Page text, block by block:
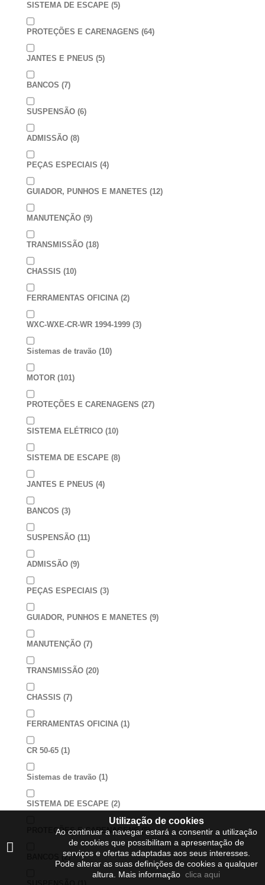
SISTEMA DE ESCAPE (5)
PROTEÇÕES E CARENAGENS (64)
JANTES E PNEUS (5)
BANCOS (7)
SUSPENSÃO (6)
ADMISSÃO (8)
PEÇAS ESPECIAIS (4)
GUIADOR, PUNHOS E MANETES (12)
MANUTENÇÃO (9)
TRANSMISSÃO (18)
CHASSIS (10)
FERRAMENTAS OFICINA (2)
WXC-WXE-CR-WR 1994-1999 (3)
Sistemas de travão (10)
MOTOR (101)
PROTEÇÕES E CARENAGENS (27)
SISTEMA ELÉTRICO (10)
SISTEMA DE ESCAPE (8)
JANTES E PNEUS (4)
BANCOS (3)
SUSPENSÃO (11)
ADMISSÃO (9)
PEÇAS ESPECIAIS (3)
GUIADOR, PUNHOS E MANETES (9)
MANUTENÇÃO (7)
TRANSMISSÃO (20)
CHASSIS (7)
FERRAMENTAS OFICINA (1)
CR 50-65 (1)
Sistemas de travão (1)
SISTEMA DE ESCAPE (2)
PROTEÇÕES E CARENAGENS(5)
(2)
Utilização de cookies
Ao continuar a navegar estará a consentir a utilização
de cookies que possibilitam a apresentação de
serviços e ofertas adaptadas aos seus interesses.
Pode alterar as suas definições de cookies a qualquer
altura. Mais informação clica aqui